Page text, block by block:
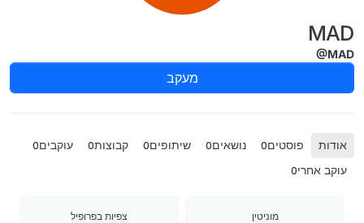
MAD
@MAD
מעקב
אודות פוסטים0 נושאים0 שיתופים0 קבוצות0 עוקבים0
עוקב אחרי0
מוניטין צפיות בפרופיל